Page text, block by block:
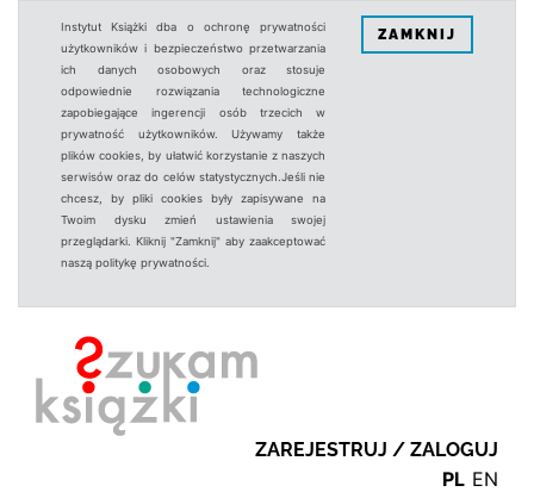
Instytut Książki dba o ochronę prywatności
użytkowników i bezpieczeństwo przetwarzania
ich danych osobowych oraz stosuje
odpowiednie rozwiązania technologiczne
zapobiegające ingerencji osób trzecich w
prywatność użytkowników. Używamy także
plików cookies, by ułatwić korzystanie z naszych
serwisów oraz do celów statystycznych.Jeśli nie
chcesz, by pliki cookies były zapisywane na
Twoim dysku zmień ustawienia swojej
przeglądarki. Kliknij "Zamknij" aby zaakceptować
naszą politykę prywatności.
ZAMKNIJ
ZAREJESTRUJ / ZALOGUJ
PL EN